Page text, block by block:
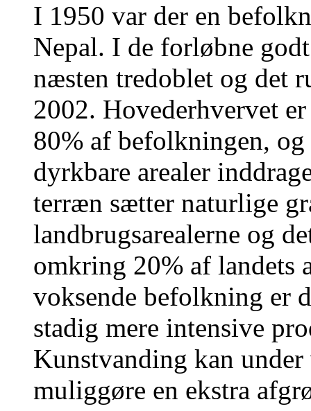
I 1950 var der en
Nepal. I de forløbne
næsten tredoblet og det
2002. Hovederhvervet
80% af befolkningen,
dyrkbare arealer
terræn sætter naturlige
landbrugsarealerne og
omkring 20% af landets
voksende befolkning er
stadig mere intensive
Kunstvanding kan
muliggøre en ekstra